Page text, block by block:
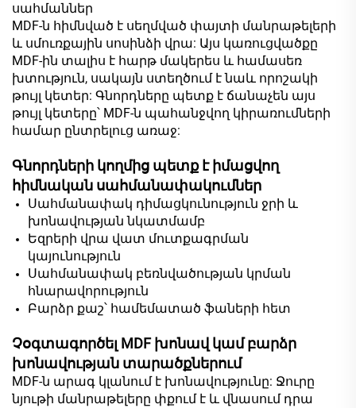
սահմաններ
MDF-ն հիմնված է սեղմված փայտի մանրաթելերի
և սմուռքային սոսինձի վրա: Այս կառուցվածքը
MDF-ին տալիս է հարթ մակերես և համասեռ
խտություն, սակայն ստեղծում է նաև որոշակի
թույլ կետեր: Գնորդները պետք է ճանաչեն այս
թույլ կետերը՝ MDF-ն պահանջվող կիրառումների
համար ընտրելուց առաջ:
Գնորդների կողմից պետք է իմացվող
հիմնական սահմանափակումներ
Սահմանափակ դիմացկունություն ջրի և
խոնավության նկատմամբ
Եզրերի վրա վատ մուտքագրման
կայունություն
Սահմանափակ բեռնվածության կրման
հնարավորություն
Բարձր քաշ՝ համեմատած ֆաների հետ
Չօգտագործել MDF խոնավ կամ բարձր
խոնավության տարածքներում
MDF-ն արագ կլանում է խոնավությունը: Ջուրը
նյութի մանրաթելերը փքում է և վնասում դրա